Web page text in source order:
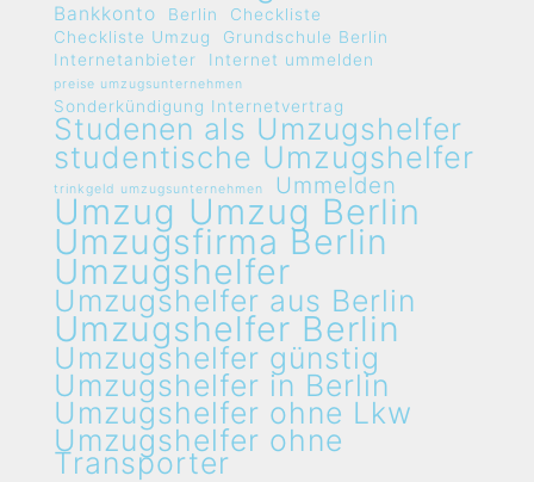
Bankkonto
Berlin
Checkliste
Checkliste Umzug
Grundschule Berlin
Internetanbieter
Internet ummelden
preise umzugsunternehmen
Sonderkündigung Internetvertrag
Studenen als Umzugshelfer
studentische Umzugshelfer
trinkgeld umzugsunternehmen Ummelden
Umzug Umzug Berlin
Umzugsfirma Berlin
Umzugshelfer
Umzugshelfer aus Berlin
Umzugshelfer Berlin
Umzugshelfer günstig
Umzugshelfer in Berlin
Umzugshelfer ohne Lkw
Umzugshelfer ohne
Transporter